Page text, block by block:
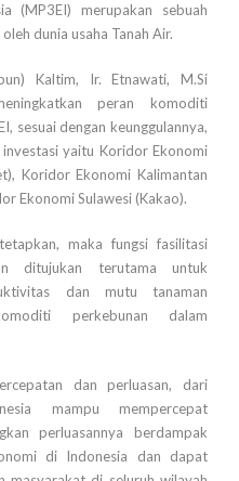
(MP3EI) merupakan sebuah
dunia usaha Tanah Air.
Kaltim, Ir. Etnawati, M.Si
peran komoditi
sesuai dengan keunggulannya,
yaitu Koridor Ekonomi
Koridor Ekonomi Kalimantan
Ekonomi Sulawesi (Kakao).
maka fungsi fasilitasi
ditujukan terutama untuk
dan mutu tanaman
perkebunan dalam
dan perluasan, dari
mampu mempercepat
perluasannya berdampak
di Indonesia dan dapat